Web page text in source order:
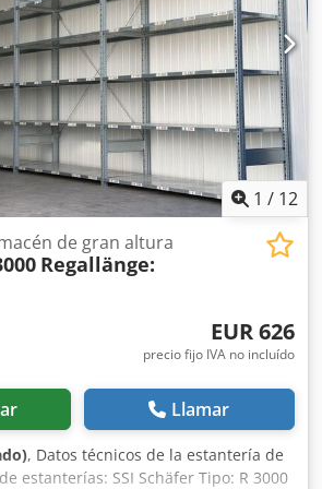
Sr. Falk Deutsch Información general
artículo solo se ofrece para recogida.
o el envío de este artículo conlleva
que pueden consultarse con nosotros
y/o el volumen del envío.
1 / 12
de gran altura
Regallänge:
EUR 626
precio fijo IVA no incluído
Llamar
, Datos técnicos de la estantería de
estanterías: SSI Schäfer Tipo: R 3000